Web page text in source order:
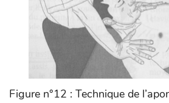
Figure n°12 : Technique de